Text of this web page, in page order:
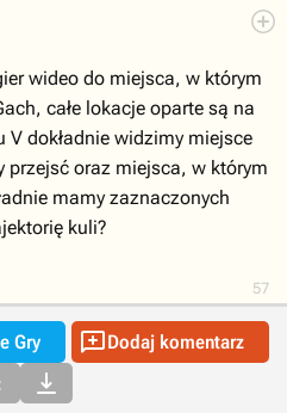
57
wideo do miejsca, w którym
całe lokacje oparte są na
dokładnie widzimy miejsce
przejsć oraz miejsca, w którym
mamy zaznaczonych
kuli?
Gry Dodaj komentarz
